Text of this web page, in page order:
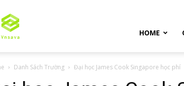
HOME
Danh Sách Trường Đại học James Cook Singapore học phí